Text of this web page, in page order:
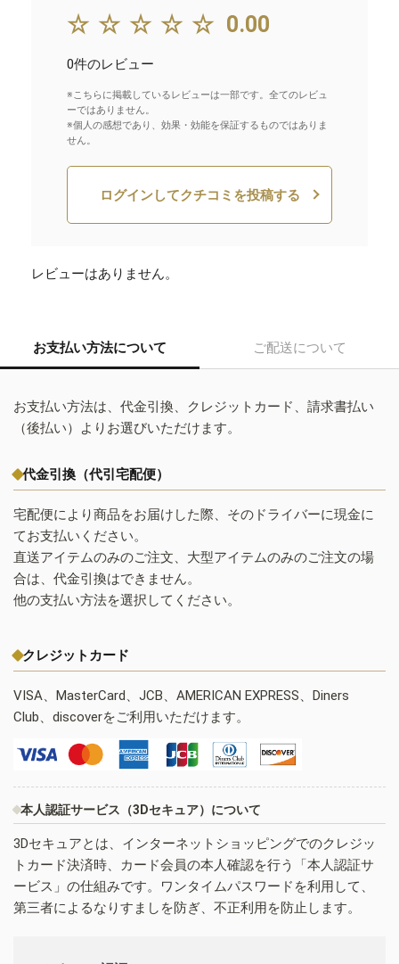
☆☆☆☆☆ 0.00
0件のレビュー
※こちらに掲載しているレビューは一部です。全てのレビュ
ーではありません。
※個人の感想であり、効果・効能を保証するものではありま
せん。
ログインしてクチコミを投稿する
レビューはありません。
お支払い方法について ご配送について
お支払い方法は、代金引換、クレジットカード、請求書払い
（後払い）よりお選びいただけます。
代金引換（代引宅配便）
宅配便により商品をお届けした際、そのドライバーに現金に
てお支払いください。
直送アイテムのみのご注文、大型アイテムのみのご注文の場
合は、代金引換はできません。
他の支払い方法を選択してください。
クレジットカード
VISA、MasterCard、JCB、AMERICAN EXPRESS、Diners
Club、discoverをご利用いただけます。
本人認証サービス（3Dセキュア）について
3Dセキュアとは、インターネットショッピングでのクレジッ
トカード決済時、カード会員の本人確認を行う「本人認証サ
ービス」の仕組みです。ワンタイムパスワードを利用して、
第三者によるなりすましを防ぎ、不正利用を防止します。